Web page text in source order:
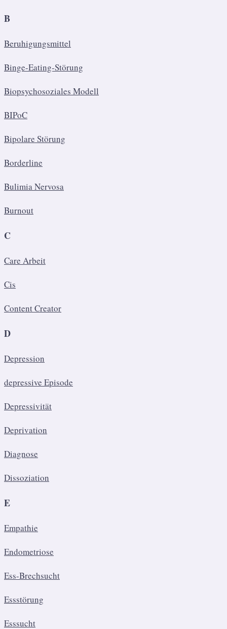
B
Beruhigungsmittel
Binge-Eating-Störung
Biopsychosoziales Modell
BIPoC
Bipolare Störung
Borderline
Bulimia Nervosa
Burnout
C
Care Arbeit
Cis
Content Creator
D
Depression
depressive Episode
Depressivität
Deprivation
Diagnose
Dissoziation
E
Empathie
Endometriose
Ess-Brechsucht
Essstörung
Esssucht